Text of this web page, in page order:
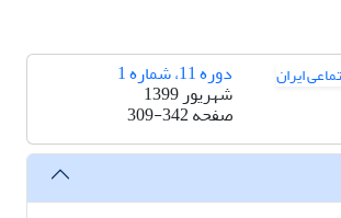
دوره 11، شماره 1
شهریور 1399
صفحه309-342